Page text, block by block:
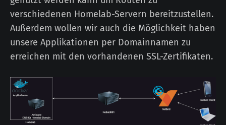
verschiedenen Homelab-Servern bereitzustellen.
Außerdem wollen wir auch die Möglichkeit haben
unsere Applikationen per Domainnamen zu
erreichen mit den vorhandenen SSL-Zertifikaten.